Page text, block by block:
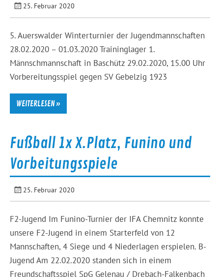
25. Februar 2020
5. Auerswalder Winterturnier der Jugendmannschaften
28.02.2020 – 01.03.2020 Traininglager 1.
Männschmannschaft in Baschütz 29.02.2020, 15.00 Uhr
Vorbereitungsspiel gegen SV Gebelzig 1923
WEITERLESEN »
Fußball 1x X.Platz, Funino und
Vorbeitungsspiele
25. Februar 2020
F2-Jugend Im Funino-Turnier der IFA Chemnitz konnte
unsere F2-Jugend in einem Starterfeld von 12
Mannschaften, 4 Siege und 4 Niederlagen erspielen. B-
Jugend Am 22.02.2020 standen sich in einem
Freundschaftsspiel SpG Gelenau / Drebach-Falkenbach